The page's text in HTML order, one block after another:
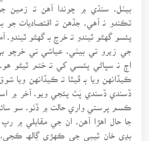
بيٺل. سنڌي ۾ چوندا آهن تـ زمين
ٽڪندو نـ آهي. جڏهن تـ اقتصاديات جو
پئسو گهڻو ٿيندو تـ خرچ بـ گهڻو ٿيندو.
جي زيرو تي بيٺي. عياشي تي خرچو بي
اڄ نـ سڀاڻي پئسـي کي تـ ختم ٿيڻو
ڪيڏانهن ويا ٻـ ڦيٿا تـ ڪيڏانهن ويا
ڏسندي ڏسندي پَٽ پئجي ويو. آخر ۾
ڪسم پرستي واري حالت ۾ ڏٺو. سو
جا حال اهڙا آهن. ان جي مقابلي ۾
ٻڍي خان ٿيٻي جي ڪهڙي ڳالهـ